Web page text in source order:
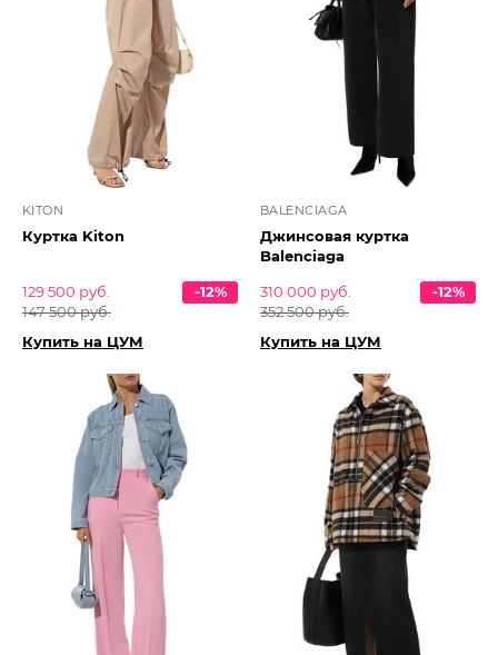
KITON
Куртка Kiton
129 500 руб.
147 500 руб.
-12%
Купить на ЦУМ
BALENCIAGA
Джинсовая куртка
Balenciaga
310 000 руб.
352 500 руб.
-12%
Купить на ЦУМ